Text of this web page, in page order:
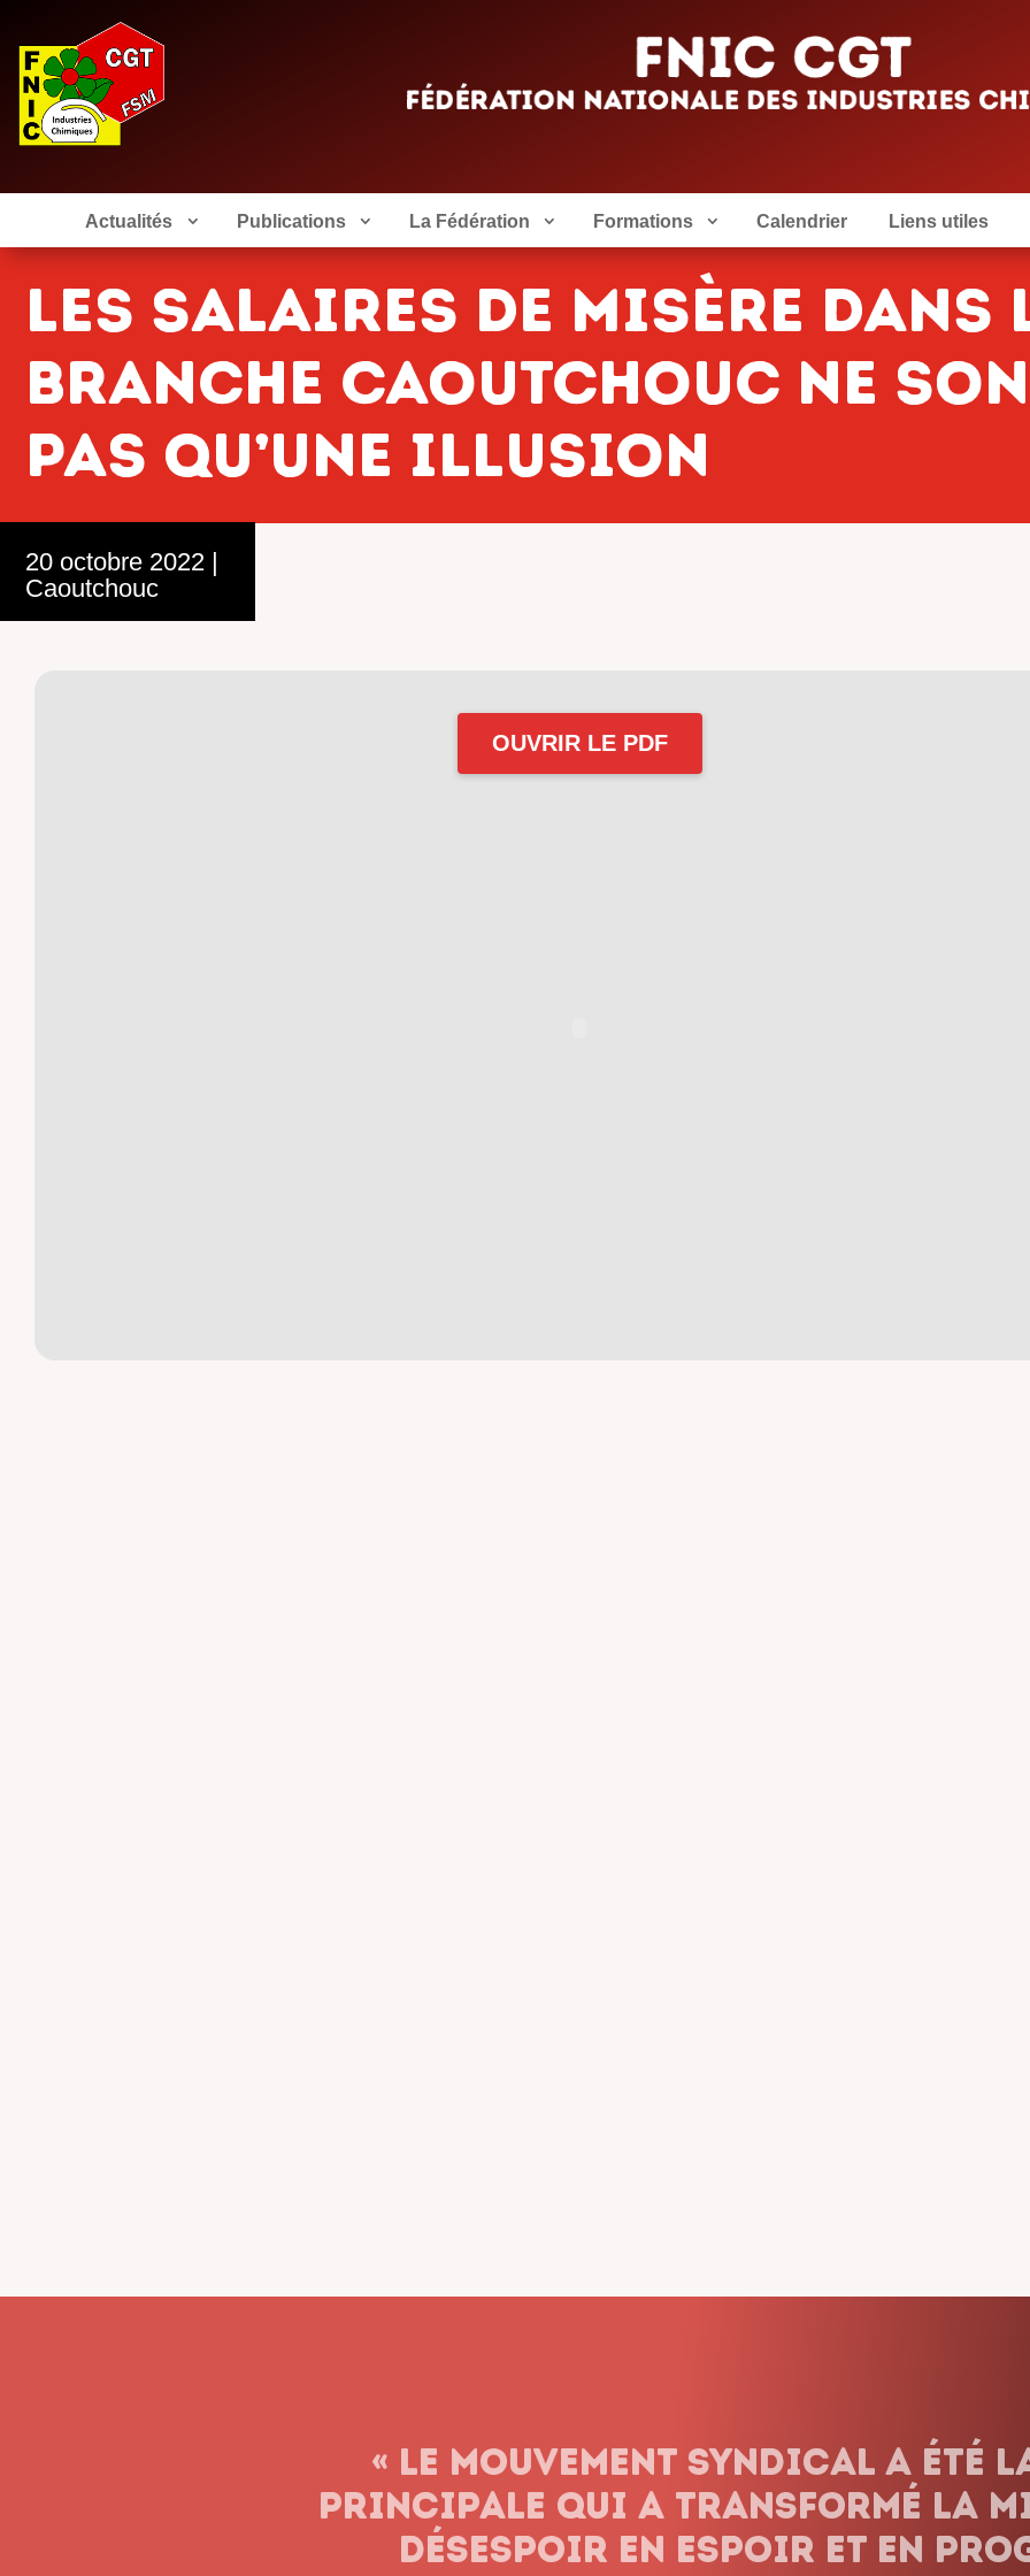
Actualités Publications La Fédération Formations Calendrier Liens utiles
LES SALAIRES DE MISÈRE DANS
BRANCHE CAOUTCHOUC NE
PAS QU’UNE ILLUSION
20 octobre 2022 |
Caoutchouc
OUVRIR LE PDF
« Le syndicalisme ne renonce
n’abandonnons pas le combat,
soient les obstacles et peu